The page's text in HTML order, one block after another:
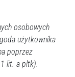
osobowych
użytkownika
poprzez
lit. a pltk).